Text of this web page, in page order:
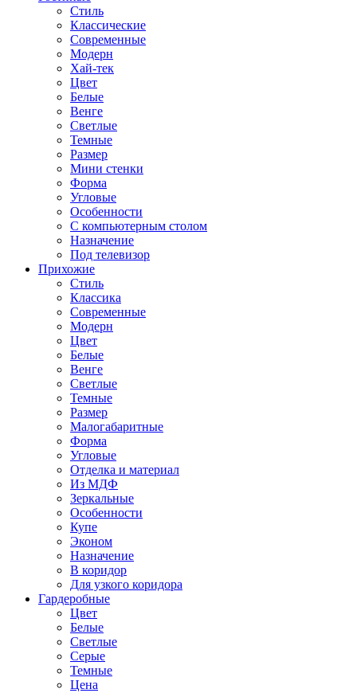
Стиль
Классические
Современные
Модерн
Хай-тек
Цвет
Белые
Венге
Светлые
Темные
Размер
Мини стенки
Форма
Угловые
Особенности
С компьютерным столом
Назначение
Под телевизор
Прихожие
Стиль
Классика
Современные
Модерн
Цвет
Белые
Венге
Светлые
Темные
Размер
Малогабаритные
Форма
Угловые
Отделка и материал
Из МДФ
Зеркальные
Особенности
Купе
Эконом
Назначение
В коридор
Для узкого коридора
Гардеробные
Цвет
Белые
Светлые
Серые
Темные
Цена